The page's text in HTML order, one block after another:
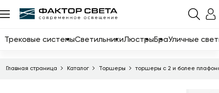
Трековые системыСветильникиЛюстрыБраУличные
Главная страница Каталог Торшеры торшеры с 2 и более
Назад
Каталог